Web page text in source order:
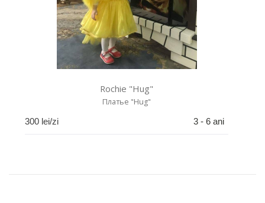
Rochie "Hug"
Платье "Hug"
300 lei/zi 3 - 6 ani